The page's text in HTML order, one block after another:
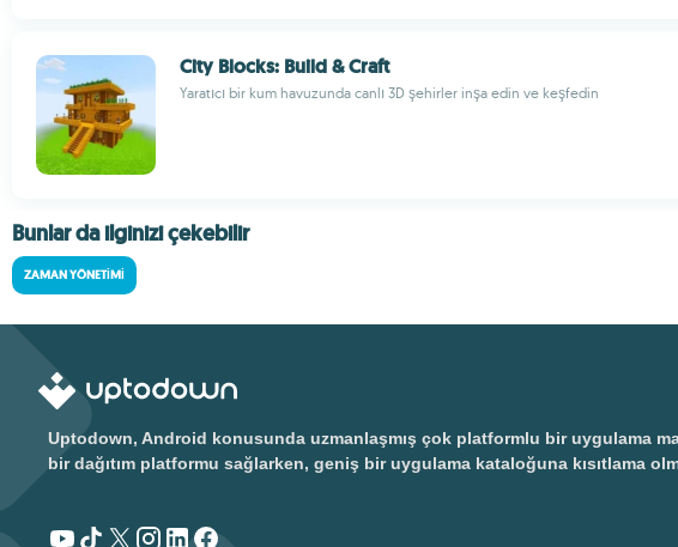
City Blocks: Build & Craft
Yaratıcı bir kum havuzunda canlı 3D şehirler inşa edin ve keşfedin
Bunlar da ilginizi çekebilir
ZAMAN YÖNETIMI
Uptodown, Android konusunda uzmanlaşmış çok platformlu bir uygulama
bir dağıtım platformu sağlarken, geniş bir uygulama kataloğuna kısıtlama